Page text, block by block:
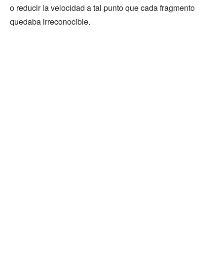
o reducir la velocidad a tal punto que cada fragmento
quedaba irreconocible.